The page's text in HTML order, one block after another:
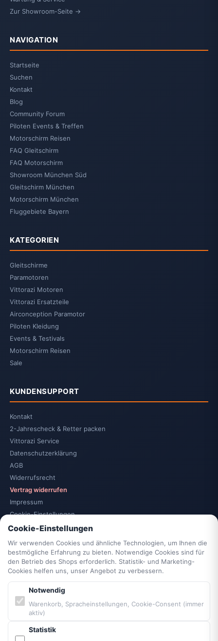
Zur Showroom-Seite →
NAVIGATION
Startseite
Suchen
Kontakt
Blog
Community Forum
Piloten Events & Treffen
Motorschirm Reisen
FAQ Gleitschirm
FAQ Motorschirm
Showroom München Süd
Gleitschirm München
Motorschirm München
Fluggebiete Bayern
KATEGORIEN
Gleitschirme
Paramotoren
Vittorazi Motoren
Vittorazi Ersatzteile
Airconception Paramotor
Piloten Kleidung
Events & Testivals
Motorschirm Reisen
Sale
KUNDENSUPPORT
Kontakt
2-Jahrescheck & Retter packen
Vittorazi Service
Datenschutzerklärung
AGB
Widerrufsrecht
Vertrag widerrufen
Impressum
Cookie-Einstellungen
Barrierefreiheit
PARTNER & MARKEN
Vittorazi Motoren MY25
Airconception
Apco Aviation
Ozone
Cookie-Einstellungen
Wir verwenden Cookies und ähnliche Technologien, um Ihnen die
bestmögliche Erfahrung zu bieten. Notwendige Cookies sind für
den Betrieb des Shops erforderlich. Statistik- und Marketing-
Cookies helfen uns, unser Angebot zu verbessern.
Notwendig
Warenkorb, Spracheinstellungen, Cookie-Consent (immer
aktiv)
Statistik